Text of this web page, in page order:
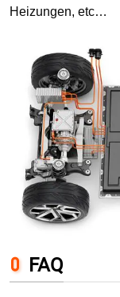
Heizungen, etc…
FAQ